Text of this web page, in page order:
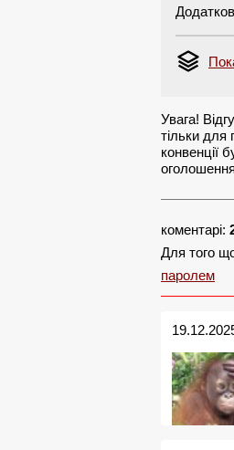
Увага!
тільки
конвенції
коментарі:
Для того
паролем